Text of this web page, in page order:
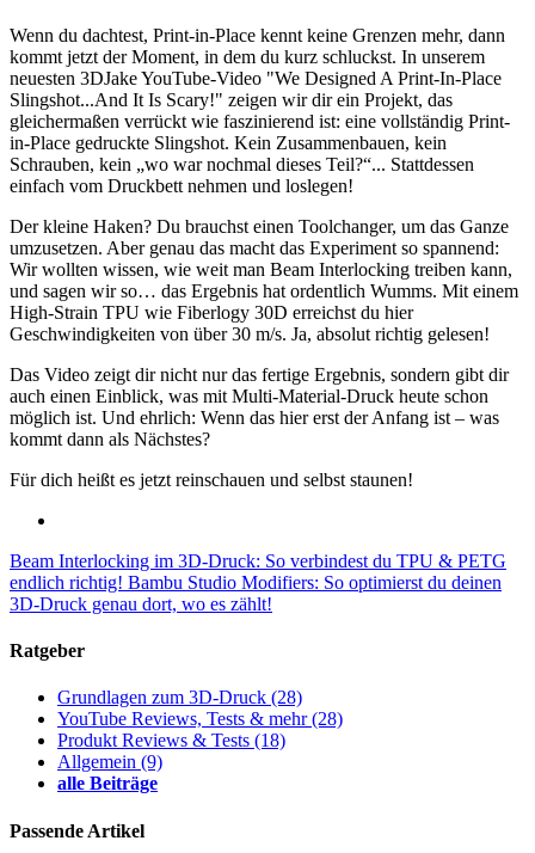
Wenn du dachtest, Print-in-Place kennt keine Grenzen mehr, dann
kommt jetzt der Moment, in dem du kurz schluckst. In unserem
neuesten 3DJake YouTube-Video "We Designed A Print-In-Place
Slingshot...And It Is Scary!" zeigen wir dir ein Projekt, das
gleichermaßen verrückt wie faszinierend ist: eine vollständig Print-
in-Place gedruckte Slingshot. Kein Zusammenbauen, kein
Schrauben, kein „wo war nochmal dieses Teil?“... Stattdessen
einfach vom Druckbett nehmen und loslegen!
Der kleine Haken? Du brauchst einen Toolchanger, um das Ganze
umzusetzen. Aber genau das macht das Experiment so spannend:
Wir wollten wissen, wie weit man Beam Interlocking treiben kann,
und sagen wir so… das Ergebnis hat ordentlich Wumms. Mit einem
High-Strain TPU wie Fiberlogy 30D erreichst du hier
Geschwindigkeiten von über 30 m/s. Ja, absolut richtig gelesen!
Das Video zeigt dir nicht nur das fertige Ergebnis, sondern gibt dir
auch einen Einblick, was mit Multi-Material-Druck heute schon
möglich ist. Und ehrlich: Wenn das hier erst der Anfang ist – was
kommt dann als Nächstes?
Für dich heißt es jetzt reinschauen und selbst staunen!
Beam Interlocking im 3D-Druck: So verbindest du TPU & PETG
endlich richtig! Bambu Studio Modifiers: So optimierst du deinen
3D-Druck genau dort, wo es zählt!
Ratgeber
Grundlagen zum 3D-Druck (28)
YouTube Reviews, Tests & mehr(28)
Produkt Reviews & Tests (18)
Allgemein (9)
alle Beiträge
Passende Artikel